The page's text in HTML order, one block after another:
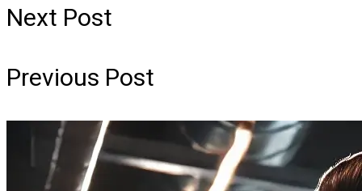
Next Post
Previous Post